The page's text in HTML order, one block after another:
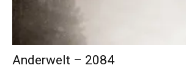
Anderwelt – 2084